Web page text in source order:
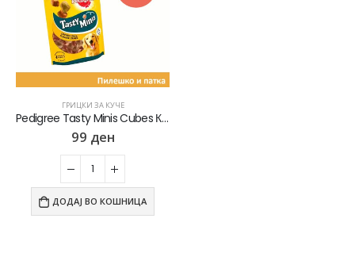
ГРИЦКИ ЗА КУЧЕ
Pedigree Tasty Minis Cubes Крекери со вкус на Пилешко и патка [Кесичка 130гр]
99 ден
ДОДАЈ ВО КОШНИЦА